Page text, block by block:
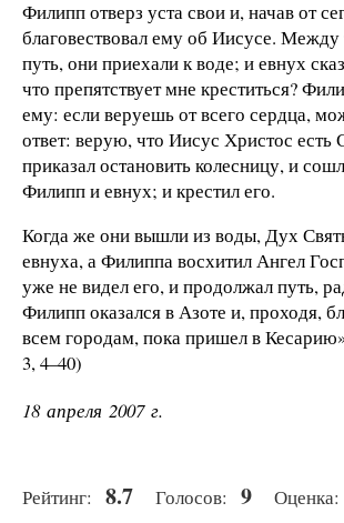
Филипп отверз уста свои и, начав от
благовествовал ему об Иисусе.
путь, они приехали к воде; и евнух
что препятствует мне креститься?
ему: если веруешь от всего сердца,
ответ: верую, что Иисус Христос
приказал остановить колесницу, и
Филипп и евнух; и крестил его.
Когда же они вышли из воды, Дух
евнуха, а Филиппа восхитил Ангел
уже не видел его, и продолжал путь,
Филипп оказался в Азоте и, проходя,
всем городам, пока пришел в
3, 4–40)
18 апреля 2007 г.
Рейтинг: 8.7 Голосов: 9 Оценка: